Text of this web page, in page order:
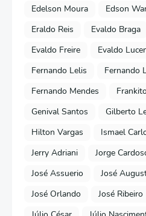
Edelson Moura
Edson
Eraldo Reis
Evaldo Braga
Evaldo Freire
Evaldo
Fernando Lelis
Fernando
Fernando Mendes
Genival Santos
Gilberto
Hilton Vargas
Ismael
Jerry Adriani
Jorge
José Assuerio
José
José Orlando
José Ribeiro